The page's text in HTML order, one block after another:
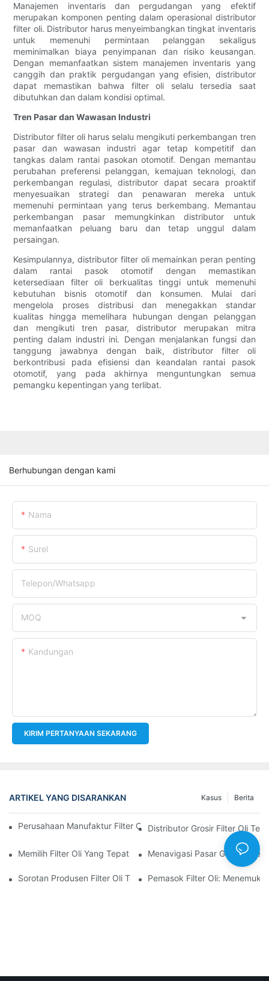
Manajemen inventaris dan pergudangan yang efektif
merupakan komponen penting dalam operasional distributor
filter oli. Distributor harus menyeimbangkan tingkat inventaris
untuk memenuhi permintaan pelanggan sekaligus
meminimalkan biaya penyimpanan dan risiko keusangan.
Dengan memanfaatkan sistem manajemen inventaris yang
canggih dan praktik pergudangan yang efisien, distributor
dapat memastikan bahwa filter oli selalu tersedia saat
dibutuhkan dan dalam kondisi optimal.
Tren Pasar dan Wawasan Industri
Distributor filter oli harus selalu mengikuti perkembangan tren
pasar dan wawasan industri agar tetap kompetitif dan
tangkas dalam rantai pasokan otomotif. Dengan memantau
perubahan preferensi pelanggan, kemajuan teknologi, dan
perkembangan regulasi, distributor dapat secara proaktif
menyesuaikan strategi dan penawaran mereka untuk
memenuhi permintaan yang terus berkembang. Memantau
perkembangan pasar memungkinkan distributor untuk
memanfaatkan peluang baru dan tetap unggul dalam
persaingan.
Kesimpulannya, distributor filter oli memainkan peran penting
dalam rantai pasok otomotif dengan memastikan
ketersediaan filter oli berkualitas tinggi untuk memenuhi
kebutuhan bisnis otomotif dan konsumen. Mulai dari
mengelola proses distribusi dan menegakkan standar
kualitas hingga memelihara hubungan dengan pelanggan
dan mengikuti tren pasar, distributor merupakan mitra
penting dalam industri ini. Dengan menjalankan fungsi dan
tanggung jawabnya dengan baik, distributor filter oli
berkontribusi pada efisiensi dan keandalan rantai pasok
otomotif, yang pada akhirnya menguntungkan semua
pemangku kepentingan yang terlibat.
Berhubungan dengan kami
Nama
Surel
Telepon/whatsapp
MOQ
Kandungan
KIRIM PERTANYAAN SEKARANG
ARTIKEL YANG DISARANKAN Berita
Kasus
Perusahaan Manufaktur Filter Oli Teratas: Tinjauan
Distributor Grosir Filter Oli
Memilih Filter Oli Yang Tepat Untuk Model Kendaraan Anda:
Menavigasi Pasar Grosir Filter
Sorotan Produsen Filter Oli Terkemuka Dan Inovasi Mereka
Pemasok Filter Oli: